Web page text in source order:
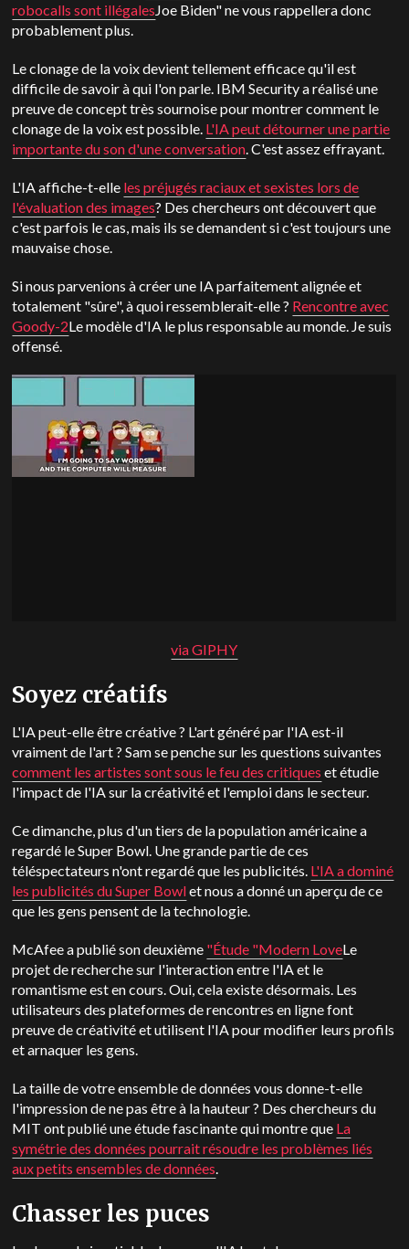
robocalls sont illégalesJoe Biden" ne vous rappellera donc
probablement plus.
Le clonage de la voix devient tellement efficace qu'il est
difficile de savoir à qui l'on parle. IBM Security a réalisé une
preuve de concept très sournoise pour montrer comment le
clonage de la voix est possible. L'IA peut détourner une partie
importante du son d'une conversation. C'est assez effrayant.
L'IA affiche-t-elle les préjugés raciaux et sexistes lors de
l'évaluation des images? Des chercheurs ont découvert que
c'est parfois le cas, mais ils se demandent si c'est toujours une
mauvaise chose.
Si nous parvenions à créer une IA parfaitement alignée et
totalement "sûre", à quoi ressemblerait-elle ? Rencontre avec
Goody-2Le modèle d'IA le plus responsable au monde. Je suis
offensé.
via GIPHY
Soyez créatifs
L'IA peut-elle être créative ? L'art généré par l'IA est-il
vraiment de l'art ? Sam se penche sur les questions suivantes
comment les artistes sont sous le feu des critiques et étudie
l'impact de l'IA sur la créativité et l'emploi dans le secteur.
Ce dimanche, plus d'un tiers de la population américaine a
regardé le Super Bowl. Une grande partie de ces
téléspectateurs n'ont regardé que les publicités. L'IA a dominé
les publicités du Super Bowlet nous a donné un aperçu de ce
que les gens pensent de la technologie.
McAfee a publié son deuxième "Étude "Modern LoveLe
projet de recherche sur l'interaction entre l'IA et le
romantisme est en cours. Oui, cela existe désormais. Les
utilisateurs des plateformes de rencontres en ligne font
preuve de créativité et utilisent l'IA pour modifier leurs profils
et arnaquer les gens.
La taille de votre ensemble de données vous donne-t-elle
l'impression de ne pas être à la hauteur ? Des chercheurs du
MIT ont publié une étude fascinante qui montre que La
symétrie des données pourrait résoudre les problèmes liés
aux petits ensembles de données.
Chasser les puces